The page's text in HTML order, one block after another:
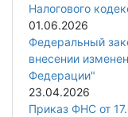
Налогового
01.06.2026
Федеральный
внесении
Федерации"
23.04.2026
Приказ ФНС от